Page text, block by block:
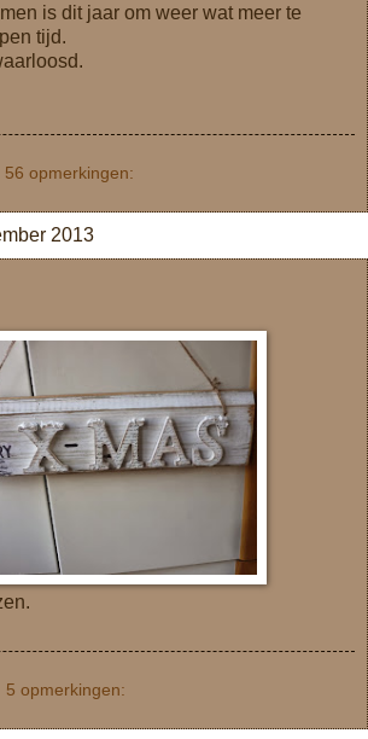
is dit jaar om weer wat meer te
tijd.
56 opmerkingen:
2013
5 opmerkingen: